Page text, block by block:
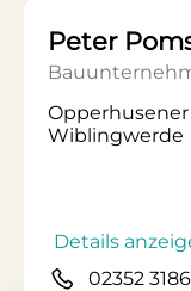
Peter
Opperhusener
Wiblingwerde
Details
02352